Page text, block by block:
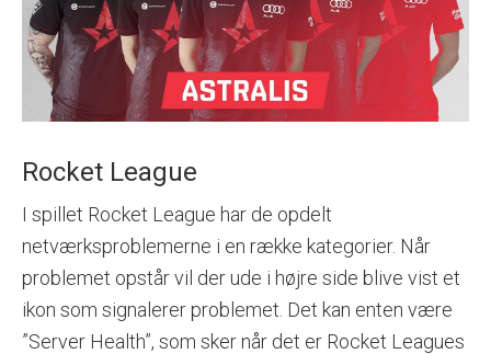
Rocket League
I spillet Rocket League har de opdelt
netværksproblemerne i en række kategorier. Når
problemet opstår vil der ude i højre side blive vist et
ikon som signalerer problemet. Det kan enten være
”Server Health”, som sker når det er Rocket Leagues